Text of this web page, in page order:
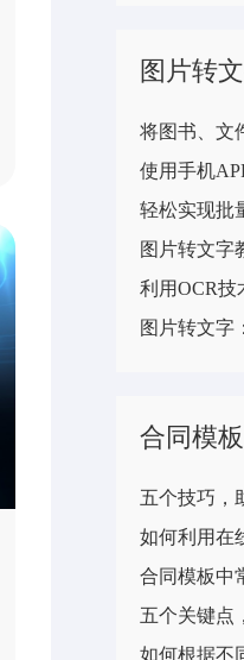
图片转
合同模板
五个技巧，
合同模板中
五个关键点
如何根据不